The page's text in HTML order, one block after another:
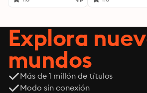
Explora
mundos
Más de 1 millón de títulos
Modo sin conexión